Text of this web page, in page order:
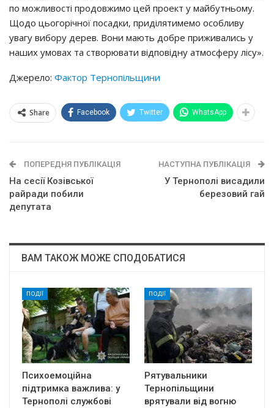
по можливості продовжимо цей проект у майбутньому.
Щодо цьогорічної посадки, приділятимемо особливу
увагу вибору дерев. Вони мають добре приживались у
наших умовах та створювати відповідну атмосферу лісу».
Джерело: Фактор Тернопільщини
Share Facebook Twitter WhatsApp
ПОПЕРЕДНЯ ПУБЛІКАЦІЯ
На сесії Козівської
райради побили
депутата
НАСТУПНА ПУБЛІКАЦІЯ
У Тернополі висадили
березовий гай
ВАМ ТАКОЖ МОЖЕ СПОДОБАТИСЯ
ПОДІЇ
Психоемоційна
підтримка важлива: у
Тернополі службові
ПОДІЇ
Рятувальники
Тернопільщини
врятували від вогню